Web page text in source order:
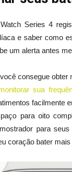
Series 4
e saber como
um alerta antes
consegue
sua
facilmente
para oito
para
coração bater mais